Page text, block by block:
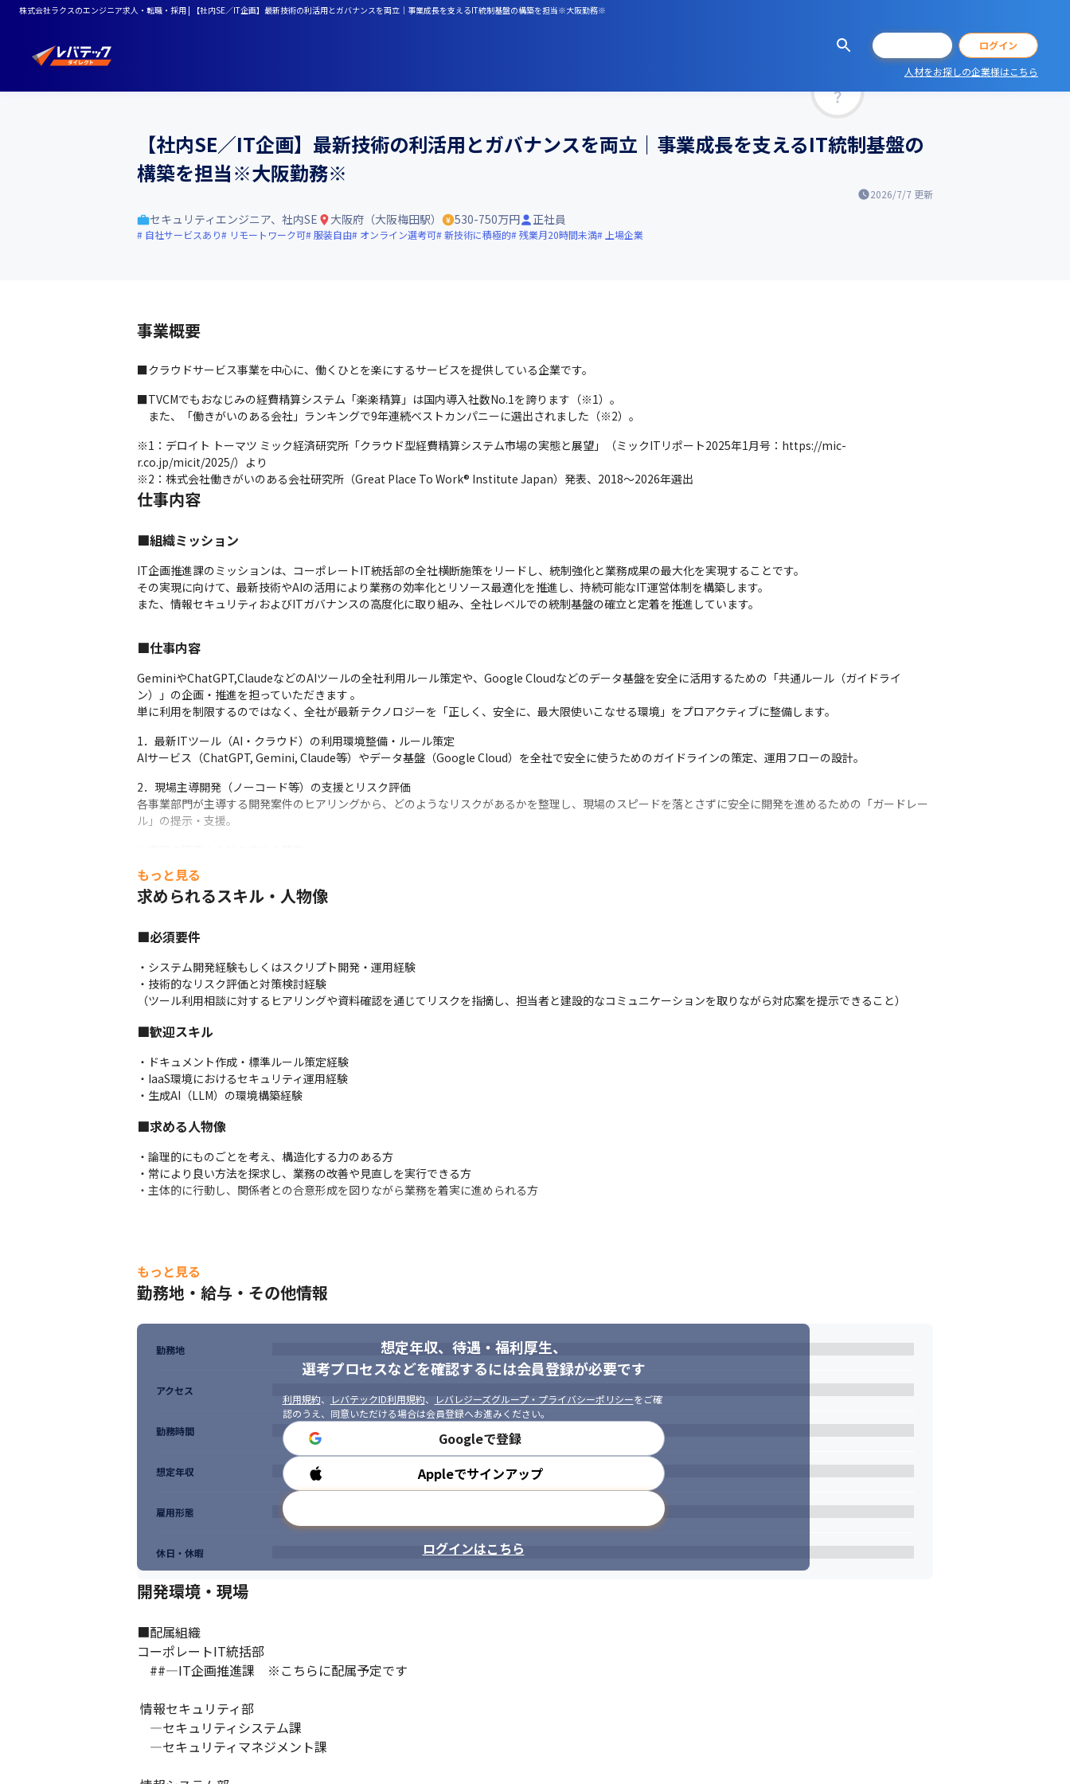
株式会社ラクスのエンジニア求人・転職・採用 | 【社内SE／IT企画】最新技術の利活用とガバナンスを両立｜事業成長を支えるIT統制基盤の構築を担当※大阪勤務※
ログイン
人材をお探しの企業様はこちら
【社内SE／IT企画】最新技術の利活用とガバナンスを両立｜事業成長を支えるIT統制基盤の
構築を担当※大阪勤務※
2026/7/7 更新
セキュリティエンジニア、社内SE 大阪府（大阪梅田駅） 530-750万円 正社員
自社サービスあり リモートワーク可 服装自由 オンライン選考可 新技術に積極的 残業月20時間未満 上場企業
事業概要
■クラウドサービス事業を中心に、働くひとを楽にするサービスを提供している企業です。
■TVCMでもおなじみの経費精算システム「楽楽精算」は国内導入社数No.1を誇ります（※1）。
また、「働きがいのある会社」ランキングで9年連続ベストカンパニーに選出されました（※2）。
※1：デロイト トーマツ ミック経済研究所「クラウド型経費精算システム市場の実態と展望」（ミックITリポート2025年1月号：https://mic-
r.co.jp/micit/2025/）より
※2：株式会社働きがいのある会社研究所（Great Place To Work® Institute Japan）発表、2018～2026年選出
仕事内容
■組織ミッション
IT企画推進課のミッションは、コーポレートIT統括部の全社横断施策をリードし、統制強化と業務成果の最大化を実現することです。
その実現に向けて、最新技術やAIの活用により業務の効率化とリソース最適化を推進し、持続可能なIT運営体制を構築します。
また、情報セキュリティおよびITガバナンスの高度化に取り組み、全社レベルでの統制基盤の確立と定着を推進しています。
■仕事内容
GeminiやChatGPT,ClaudeなどのAIツールの全社利用ルール策定や、Google Cloudなどのデータ基盤を安全に活用するための「共通ルール（ガイドライ
ン）」の企画・推進を担っていただきます 。
単に利用を制限するのではなく、全社が最新テクノロジーを「正しく、安全に、最大限使いこなせる環境」をプロアクティブに整備します。
1．最新ITツール（AI・クラウド）の利用環境整備・ルール策定
AIサービス（ChatGPT, Gemini, Claude等）やデータ基盤（Google Cloud）を全社で安全に使うためのガイドラインの策定、運用フローの設計。
2．現場主導開発（ノーコード等）の支援とリスク評価
各事業部門が主導する開発案件のヒアリングから、どのようなリスクがあるかを整理し、現場のスピードを落とさずに安全に開発を進めるための「ガードレー
ル」の提示・支援。
もっと見る
求められるスキル・人物像
■必須要件
・システム開発経験もしくはスクリプト開発・運用経験
・技術的なリスク評価と対策検討経験
（ツール利用相談に対するヒアリングや資料確認を通じてリスクを指摘し、担当者と建設的なコミュニケーションを取りながら対応案を提示できること）
■歓迎スキル
・ドキュメント作成・標準ルール策定経験
・IaaS環境におけるセキュリティ運用経験
・生成AI（LLM）の環境構築経験
■求める人物像
・論理的にものごとを考え、構造化する力のある方
・常により良い方法を探求し、業務の改善や見直しを実行できる方
・主体的に行動し、関係者との合意形成を図りながら業務を着実に進められる方
もっと見る
勤務地・給与・その他情報
想定年収、待遇・福利厚生、
選考プロセスなどを確認するには会員登録が必要です
利用規約、 レバテックID利用規約、 レバレジーズグループ・プライバシーポリシーをご確
認のうえ、同意いただける場合は会員登録へお進みください。
Googleで登録
Appleでサインアップ
ログインはこちら
勤務地
アクセス
勤務時間
想定年収
雇用形態
休日・休暇
開発環境・現場
■配属組織
コーポレートIT統括部
##―IT企画推進課　※こちらに配属予定です
―セキュリティシステム課
―セキュリティマネジメント課